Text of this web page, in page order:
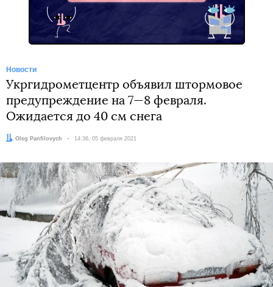
Новости
Укргидрометцентр объявил штормовое
предупреждение на 7—8 февраля.
Ожидается до 40 см снега
Автор:
Oleg Panfilovych Дата:
14:36, 05 февраля 2021